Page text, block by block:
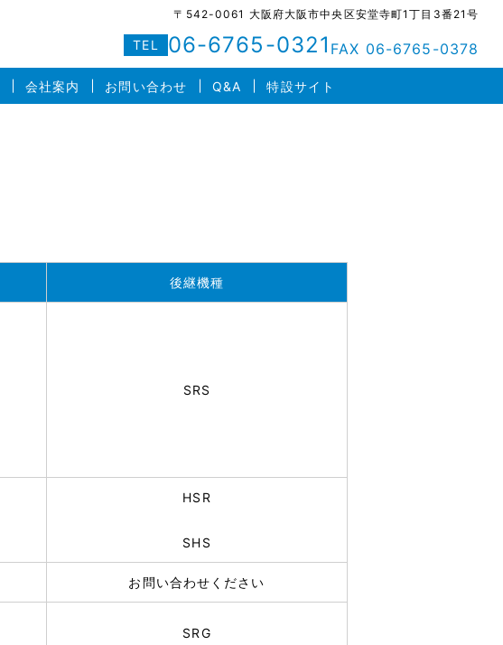
会社案内 お問い合わせ Q&A 特設サイト
〒542-0061 大阪府大阪市中央区安堂寺町1丁目3番21号
TEL 06-6765-0321 FAX 06-6765-0378
後継機種
SRS
HSR
SHS
お問い合わせください
SRG